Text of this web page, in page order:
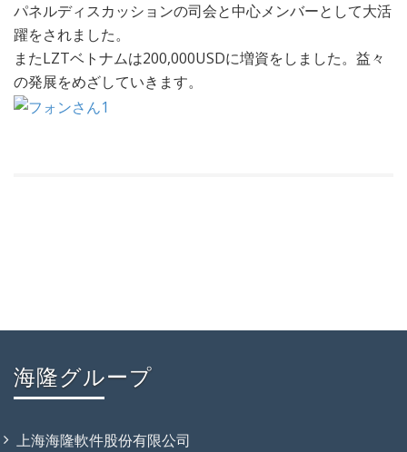
パネルディスカッションの司会と中心メンバーとして大活
躍をされました。
またLZTベトナムは200,000USDに増資をしました。益々
の発展をめざしていきます。
海隆グループ
上海海隆軟件股份有限公司